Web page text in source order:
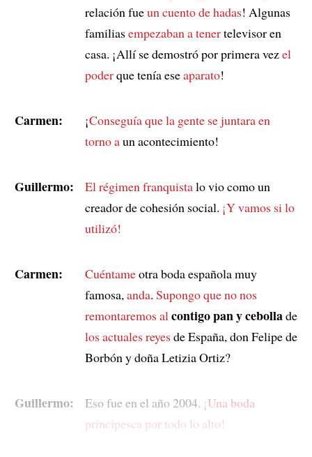
relación fueun cuento de hadas! Algunas
familiasempezaban a tenertelevisor en
casa. ¡Allí se demostró por primera vezel
poderque tenía eseaparato!
Carmen: ¡Conseguía que la gente se juntara en
torno aun acontecimiento!
Guillermo: El régimen franquistalo vio como un
creador de cohesión social. ¡Y vamos si lo
utilizó!
Carmen: Cuéntameotra boda española muy
famosa, anda. Supongo que no nos
remontaremos al contigo pan y cebollade
los actuales reyesde España, don Felipe de
Borbón y doña Letizia Ortiz?
Guillermo: Eso fue en el año 2004. ¡Una boda
principesca por todo lo alto!